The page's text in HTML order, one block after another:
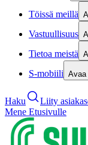
Töissä meillä
Vastuullisuus
Tietoa meistä
S-mobiili
Haku
Liity
Mene Etusivulle